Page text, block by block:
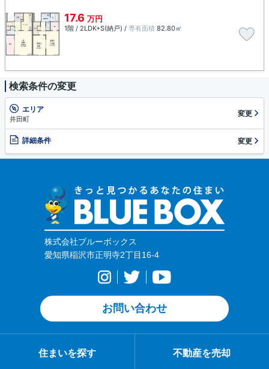
17.6 万円
1階 / 2LDK+S(納戸) / 専有面積 82.80㎡
検索条件の変更
エリア
井田町
変更
詳細条件 変更
株式会社ブルーボックス
愛知県稲沢市正明寺2丁目16-4
お問い合わせ
住まいを探す 不動産を売却